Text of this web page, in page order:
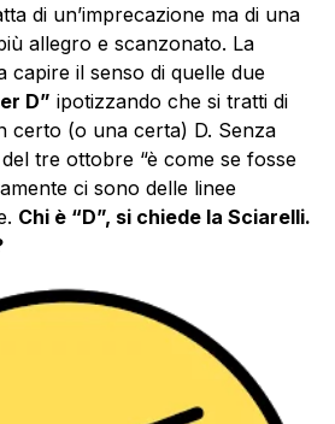
di un’imprecazione ma di una
allegro e scanzonato. La
capire il senso di quelle due
D” ipotizzando che si tratti di
certo (o una certa) D. Senza
tre ottobre “è come se fosse
ci sono delle linee
Chi è “D”, si chiede la Sciarelli.